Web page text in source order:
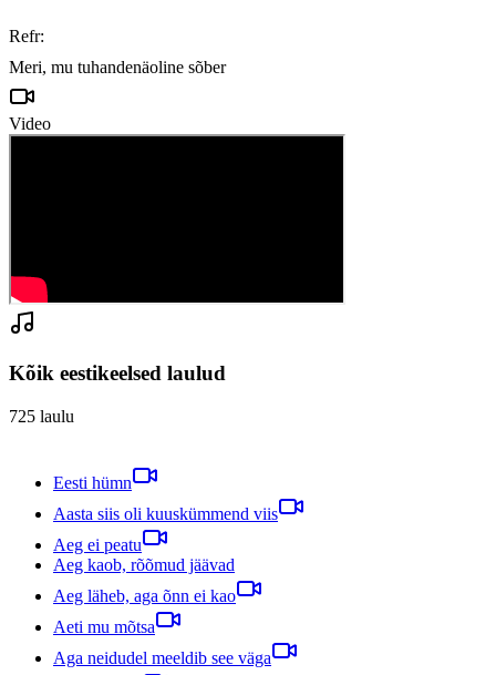
Refr:
Meri, mu tuhandenäoline sõber
Video
Kõik eestikeelsed laulud
725 laulu
Eesti hümn
Aasta siis oli kuuskümmend viis
Aeg ei peatu
Aeg kaob, rõõmud jäävad
Aeg läheb, aga õnn ei kao
Aeti mu mõtsa
Aga neidudel meeldib see väga